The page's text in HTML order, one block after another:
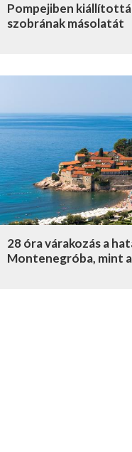
Pompejiben
szobrának másolatát
28 óra várakozás a
Montenegróba, mint